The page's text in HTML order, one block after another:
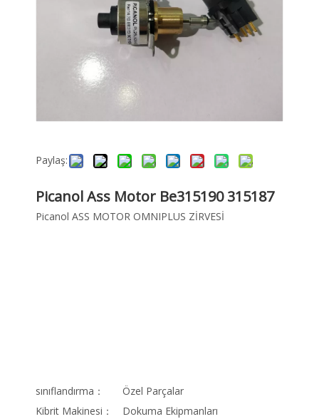
Paylaş:
Picanol Ass Motor Be315190 315187
Picanol ASS MOTOR OMNIPLUS ZİRVESİ
sınıflandırma：
Özel Parçalar
Kibrit Makinesi：
Dokuma Ekipmanları